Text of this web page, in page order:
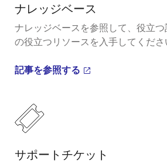
ナレッジベース
ナレッジベースを参照して、役立
の役立つリソースを入手してくださ
記事を参照する
サポートチケット